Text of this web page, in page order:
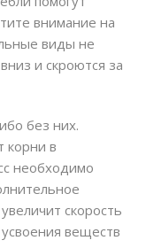
внимание на
виды не
и скроются за
без них.
корни в
необходимо
скорость
веществ